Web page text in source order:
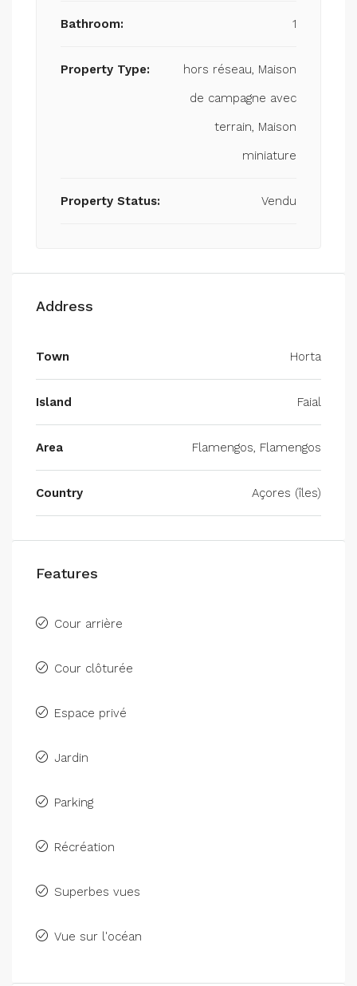
Bathroom: 1
Property Type:
hors réseau, Maison
de campagne avec
terrain, Maison
miniature
Property Status: Vendu
Address
Town Horta
Island Faial
Area Flamengos, Flamengos
Country Açores (îles)
Features
Cour arrière
Cour clôturée
Espace privé
Jardin
Parking
Récréation
Superbes vues
Vue sur l'océan